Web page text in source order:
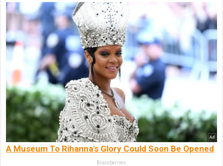
A Museum To Rihanna's Glory Could Soon Be Opened
Brainberries